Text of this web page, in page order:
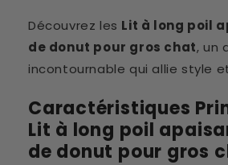
Découvrez les Lit à long poil
de donut pour gros chat, un
incontournable qui allie style
Caractéristiques
Lit à long poil
de donut pour gros